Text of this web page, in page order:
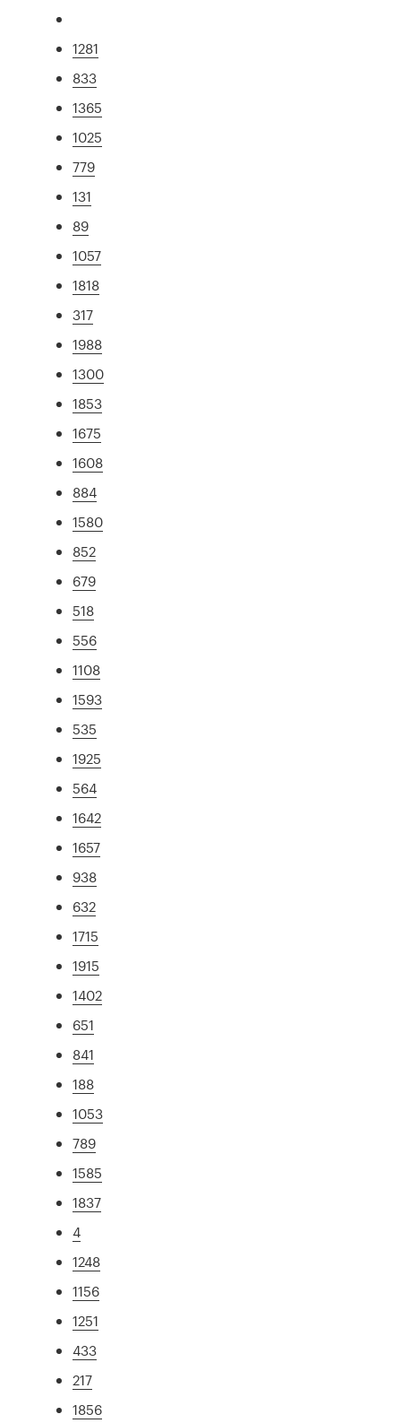
1281
833
1365
1025
779
131
89
1057
1818
317
1988
1300
1853
1675
1608
884
1580
852
679
518
556
1108
1593
535
1925
564
1642
1657
938
632
1715
1915
1402
651
841
188
1053
789
1585
1837
4
1248
1156
1251
433
217
1856